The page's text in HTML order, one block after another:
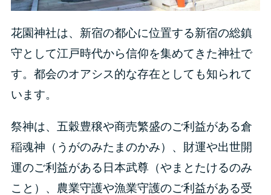
花園神社は、新宿の都心に位置する新宿の総鎮
守として江戸時代から信仰を集めてきた神社で
す。都会のオアシス的な存在としても知られて
います。
祭神は、五穀豊穣や商売繁盛のご利益がある倉
稲魂神（うがのみたまのかみ）、財運や出世開
運のご利益がある日本武尊（やまとたけるのみ
こと）、農業守護や漁業守護のご利益がある受